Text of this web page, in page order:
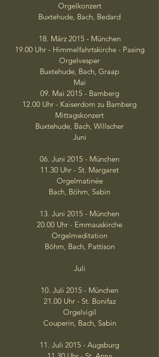
Orgelkonzert
Buxtehude, Bach, Bedard
18. März 2015 - München
19.00 Uhr - Himmelfahrtskirche - Pasing
Orgelvesper
Buxtehude, Bach, Graap
Mai
09. Mai 2015 - Bamberg
12.00 Uhr - Kaiserdom zu Bamberg
Mittagskonzert
Buxtehude, Bach, Willscher
Juni
06. Juni 2015 - München
11.30 Uhr - St. Margaret
Orgelmatinée
Bach, Böhm, Sabin
13. Juni 2015 - München
20.00 Uhr - Emmauskirche
Orgelmeditation
Böhm, Bach, Pattison
Juli
10. Juli 2015 - München
21.00 Uhr - St. Bonifaz
Orgelvigil
Couperin, Bach, Sabin
11. Juli 2015 - Augsburg